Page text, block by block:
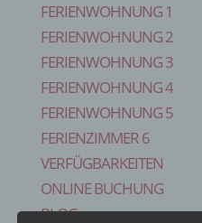
FERIENWOHNUNG 1
FERIENWOHNUNG 2
FERIENWOHNUNG 3
FERIENWOHNUNG 4
FERIENWOHNUNG 5
FERIENZIMMER 6
VERFÜGBARKEITEN
ONLINE BUCHUNG
BLOG